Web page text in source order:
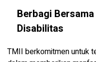
Berbagi
Disabilitas
TMII berkomitmen untuk